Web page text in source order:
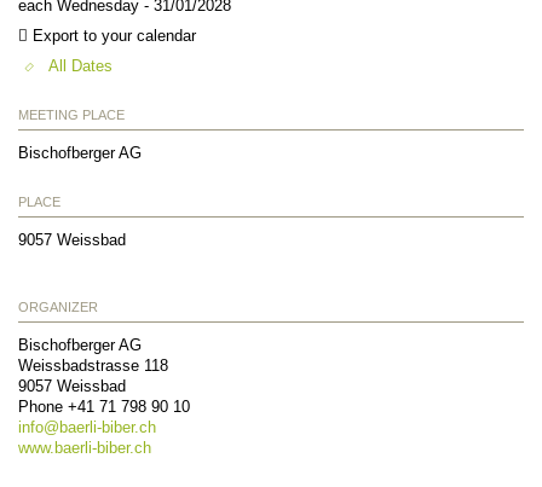
each Wednesday - 31/01/2028
Export to your calendar
All Dates
MEETING PLACE
Bischofberger AG
PLACE
9057 Weissbad
ORGANIZER
Bischofberger AG
Weissbadstrasse 118
9057 Weissbad
Phone +41 71 798 90 10
info@ baerli-biber.ch
www.baerli-biber.ch